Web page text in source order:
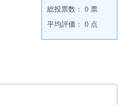
総投票数： 0 票
平均評価： 0 点